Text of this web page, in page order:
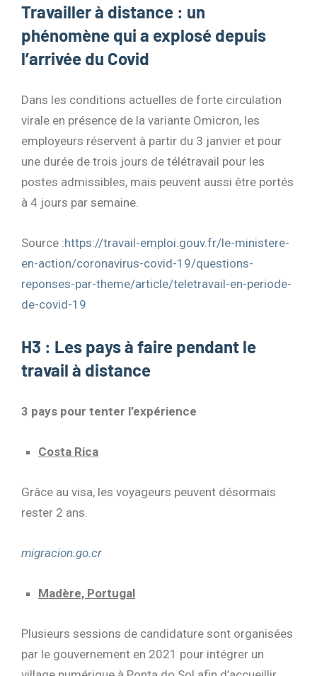
Travailler à distance : un
phénomène qui a explosé depuis
l’arrivée du Covid
Dans les conditions actuelles de forte circulation
virale en présence de la variante Omicron, les
employeurs réservent à partir du 3 janvier et pour
une durée de trois jours de télétravail pour les
postes admissibles, mais peuvent aussi être portés
à 4 jours par semaine.
Source :https://travail-emploi.gouv.fr/le-ministere-
en-action/coronavirus-covid-19/questions-
reponses-par-theme/article/teletravail-en-periode-
de-covid-19
H3 : Les pays à faire pendant le
travail à distance
3 pays pour tenter l’expérience
Costa Rica
Grâce au visa, les voyageurs peuvent désormais
rester 2 ans.
migracion.go.cr
Madère, Portugal
Plusieurs sessions de candidature sont organisées
par le gouvernement en 2021 pour intégrer un